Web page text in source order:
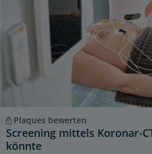
Plaques bewerten
Screening mittels Koronar-
könnte